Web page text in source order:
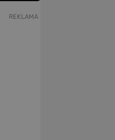
REKLAMA